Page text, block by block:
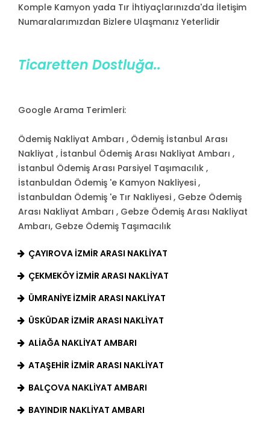
Komple Kamyon yada Tır İhtiyaçlarınızda'da İletişim
Numaralarımızdan Bizlere Ulaşmanız Yeterlidir
Ticaretten Dostluğa..
Google Arama Terimleri:
Ödemiş Nakliyat Ambarı , Ödemiş İstanbul Arası
Nakliyat , İstanbul Ödemiş Arası Nakliyat Ambarı ,
İstanbul Ödemiş Arası Parsiyel Taşımacılık ,
İstanbuldan Ödemiş 'e Kamyon Nakliyesi ,
İstanbuldan Ödemiş 'e Tır Nakliyesi , Gebze Ödemiş
Arası Nakliyat Ambarı , Gebze Ödemiş Arası Nakliyat
Ambarı, Gebze Ödemiş Taşımacılık
ÇAYIROVA İZMIR ARASI NAKLIYAT
ÇEKMEKÖY İZMIR ARASI NAKLIYAT
ÜMRANIYE İZMIR ARASI NAKLIYAT
ÜSKÜDAR İZMIR ARASI NAKLIYAT
ALIAĞA NAKLIYAT AMBARI
ATAŞEHIR İZMIR ARASI NAKLIYAT
BALÇOVA NAKLIYAT AMBARI
BAYINDIR NAKLIYAT AMBARI